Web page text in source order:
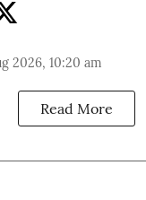
2026, 10:20 am
Read More